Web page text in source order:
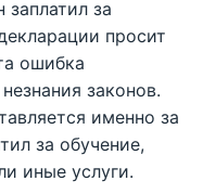
за
просит
ошибка
законов.
именно за
за обучение,
иные услуги.